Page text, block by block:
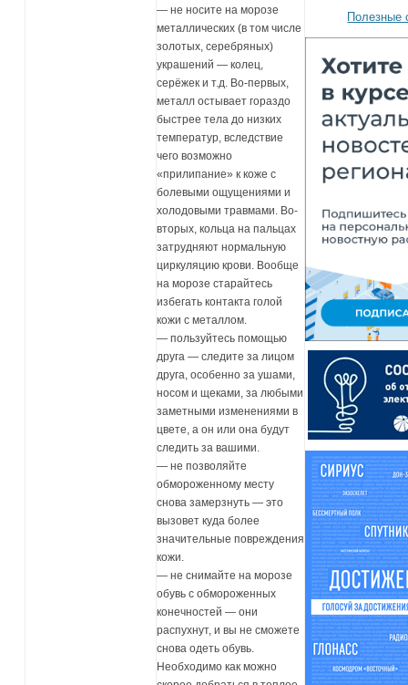
— не носите на морозе
металлических (в том числе
золотых, серебряных)
украшений — колец,
серёжек и т.д. Во-первых,
металл остывает гораздо
быстрее тела до низких
температур, вследствие
чего возможно
«прилипание» к коже с
болевыми ощущениями и
холодовыми травмами. Во-
вторых, кольца на пальцах
затрудняют нормальную
циркуляцию крови. Вообще
на морозе старайтесь
избегать контакта голой
кожи с металлом.
— пользуйтесь помощью
друга — следите за лицом
друга, особенно за ушами,
носом и щеками, за любыми
заметными изменениями в
цвете, а он или она будут
следить за вашими.
— не позволяйте
обмороженному месту
снова замерзнуть — это
вызовет куда более
значительные повреждения
кожи.
— не снимайте на морозе
обувь с обмороженных
конечностей — они
распухнут, и вы не сможете
снова одеть обувь.
Необходимо как можно
Полезные